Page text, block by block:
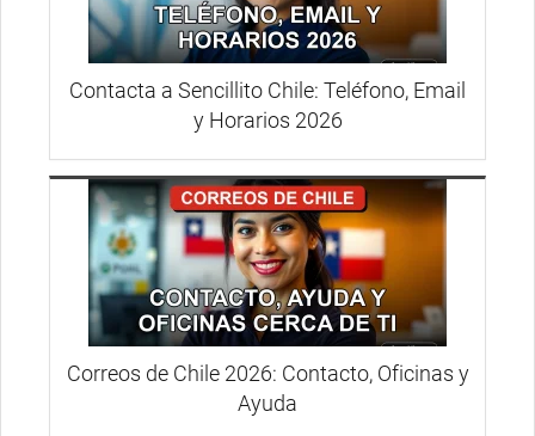
Contacta a Sencillito Chile: Teléfono, Email
y Horarios 2026
Correos de Chile 2026: Contacto, Oficinas y
Ayuda